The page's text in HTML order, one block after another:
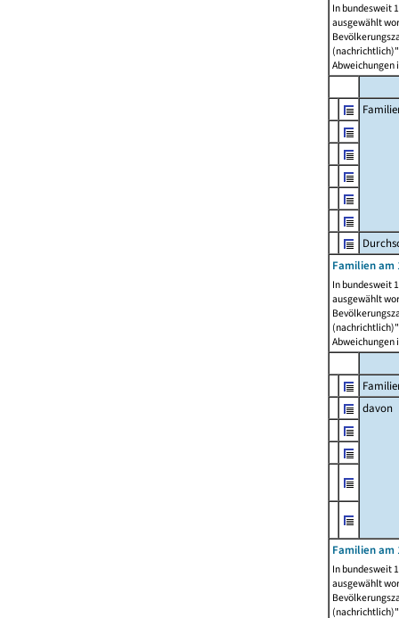
In bundesweit
ausgewählt
Abweichungen
Familien am
In bundesweit
ausgewählt
Abweichungen
davon
Familien am
In bundesweit
ausgewählt